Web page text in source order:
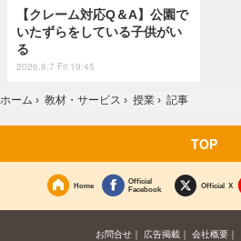
【クレーム対応Q＆A】公園で
いたずらをしている子供がい
る
2026.8.7 Fri 19:45
ホーム › 教材・サービス › 授業 › 記事
TOP
Home
Official
Facebook
Official X
お問合せ 広告掲載 会社概要